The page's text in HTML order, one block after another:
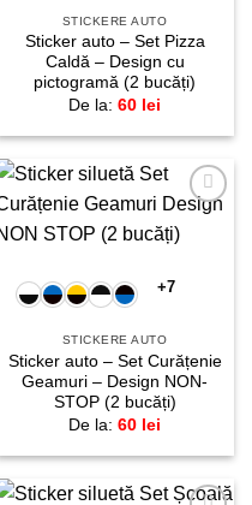
STICKERE AUTO
Sticker auto – Set Pizza
Caldă – Design cu
pictogramă (2 bucăți)
De la: 60 lei
+7
STICKERE AUTO
Sticker auto – Set Curățenie
Geamuri – Design NON-
STOP (2 bucăți)
De la: 60 lei